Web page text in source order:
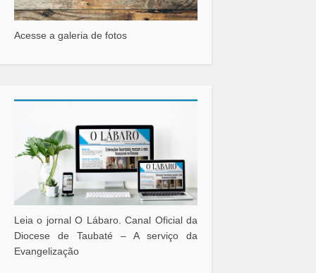
Acesse a galeria de fotos
Leia o jornal O Lábaro. Canal Oficial da
Diocese de Taubaté – A serviço da
Evangelização